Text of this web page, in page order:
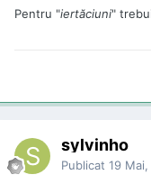
Pentru "iertăciuni"
sylvinho
Publicat 19 Mai,